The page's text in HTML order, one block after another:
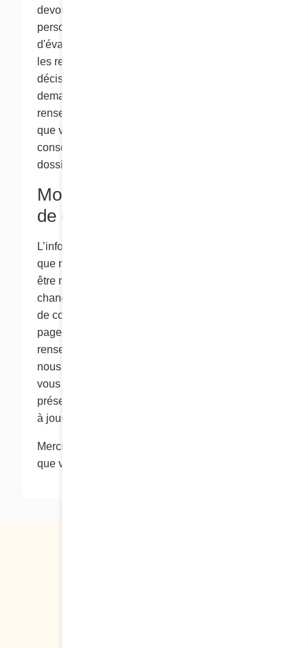
devons prendre en compte vos renseignements
personnels dans le cadre de notre processus
d'évaluation. Nous conservons généralement
les renseignements des candidats après qu’une
décision a été prise, à moins que vous nous
demandiez de ne pas conserver ces
renseignements. Si nous vous offrons un poste,
que vous acceptez, les renseignements seront
conservés de façon confidentielle dans les
dossiers des employés.
Modifications à notre politique
de confidentialité
L’information contenue dans ce site Web ainsi
que notre politique de confidentialité peuvent
être modifiées le cas échéant. Tous les
changements à notre politique et à nos pratiques
de confidentialité figureront dans la présente
page pour que vous puissiez savoir quels
renseignements nous recueillons et comment
nous les utilisons et/ou les divulguons. Nous
vous conseillons de vérifier régulièrement la
présente page pour connaître la version la plus
à jour de notre politique de confidentialité.
Merci de visiter notre site Web et de la confiance
que vous témoignez à Cora Déjeuners et dîners.